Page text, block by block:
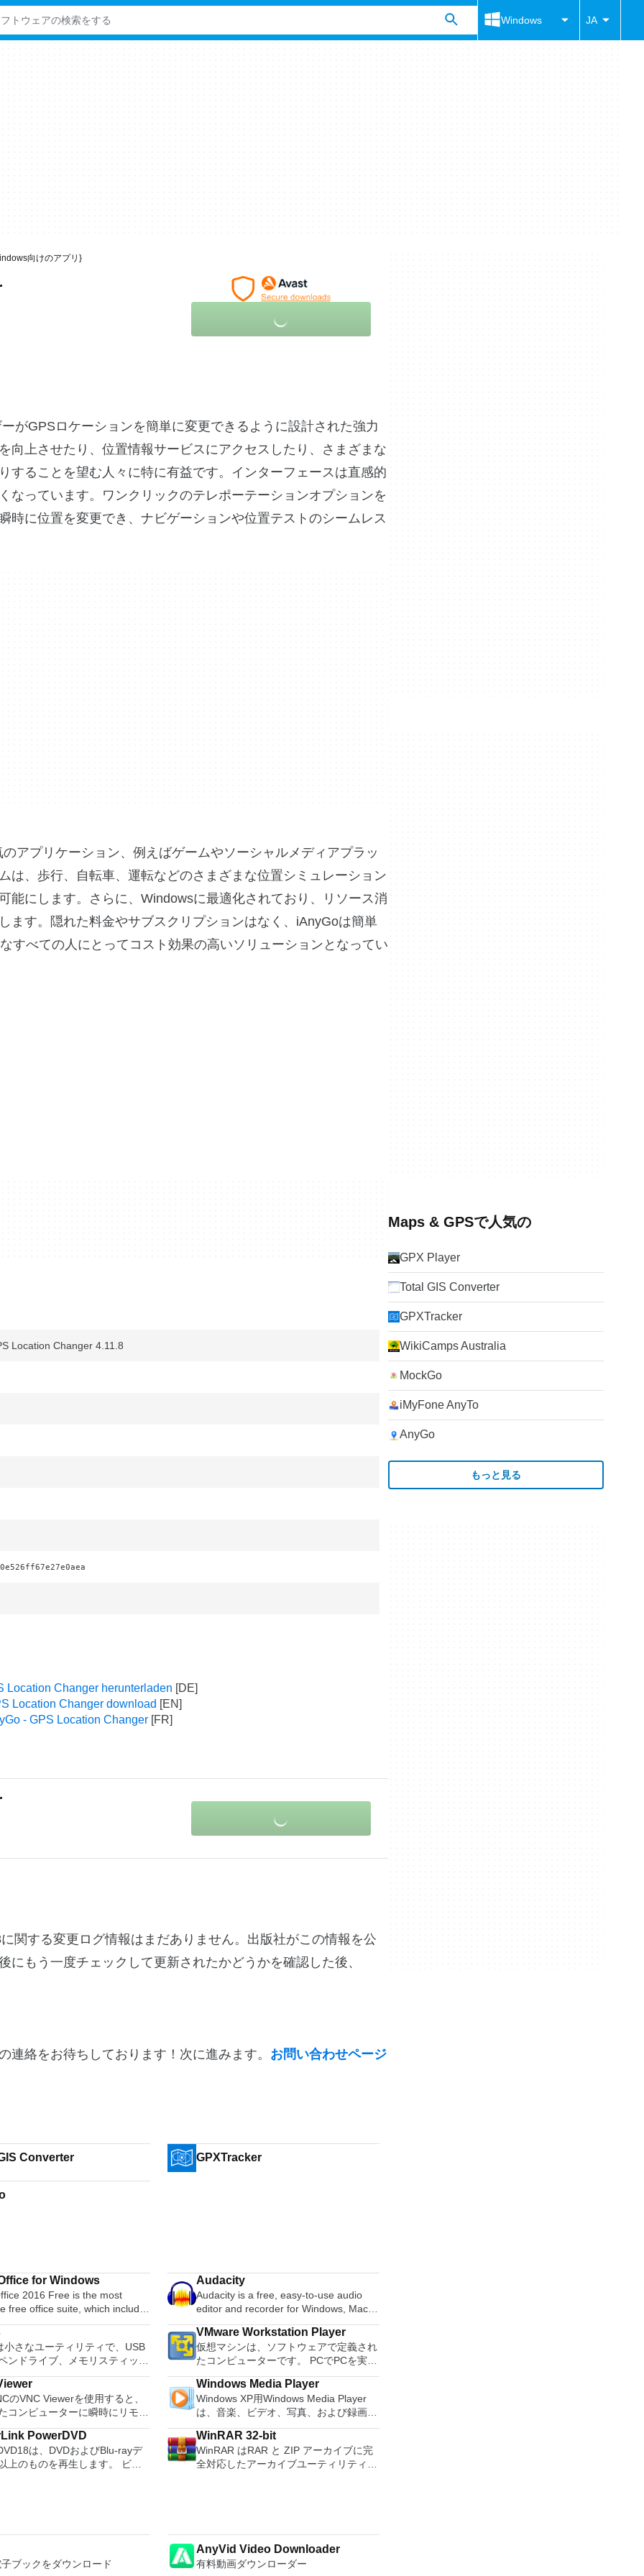
Windows JA
向けのアプリ}
がGPSロケーションを簡単に変更できるように設計された強力
向上させたり、位置情報サービスにアクセスしたり、さまざまな
することを望む人々に特に有益です。インターフェースは直感的
なっています。ワンクリックのテレポーテーションオプションを
時に位置を変更でき、ナビゲーションや位置テストのシームレス
アプリケーション、例えばゲームやソーシャルメディアプラッ
は、歩行、自転車、運転などのさまざまな位置シミュレーション
能にします。さらに、Windowsに最適化されており、リソース消
ます。隠れた料金やサブスクリプションはなく、iAnyGoは簡単
すべての人にとってコスト効果の高いソリューションとなってい
Location Changer 4.11.8
Location Changer herunterladen
Location Changer download
- GPS Location Changer
関する変更ログ情報はまだありません。出版社がこの情報を公
もう一度チェックして更新されたかどうかを確認した後、
絡をお待ちしております！次に進みます。 お問い合わせページ
Converter GPXTracker
for Windows
2016 Free is the most
free office suite, which includes
processor, spreadsheet
and presentation maker. With
programs you will easily be
with any office related
language support for English,
German, Spanish,
and Polish
To switch between
only a single click!
being a free suite, WPS Office
many innovative features,
Key features include:
Audacity
Audacity is a free, easy-to-use audio
editor and recorder for Windows, Mac
OS X, GNU/Linux and other operating
systems. You can use Audacity to:
Record live audio. Convert tapes and
records into digital recordings or CDs.
Edit Ogg Vorbis, MP3, WAV or AIFF
sound files. Cut, copy, splice or mix
sounds together. Change the speed or
pitch of a recording. Add new effects
with LADSPA plug-ins. And more!
小さなユーティリティで、USB
ンドライブ、メモリスティック
動可能なUSBフラッシュドライ
ーマットおよび作成できます。
、次のシナリオで役立ちます。
、Linux、およびUEFI用の起動
からUSBインストールメディ
る必要がある場合。 OSがイ
ルされていないシステムで作業
る場合。 BIOSまたはその
、Archbang、BartPE /
、FreeDOS、Gentoo、
VMware Workstation Player
仮想マシンは、ソフトウェアで定義され
たコンピューターです。 PCでPCを実行
するようなものです。 この無料のデス
クトップ仮想化ソフトウェアアプリケー
ションにより、VMware Workstation、
VMware Fusion、VMware Server、また
はVMware ESXで作成された仮想マシン
を簡単に操作できます。 主な機能は次
のとおりです。 1台のPCで複数のオペ
レーティングシステムを同時に実行しま
32ビットと64ビットの両方の仮想マシ
ンを実行します。 2-way Virtual SMPを
活用します。 サードパーティの仮想マ
のVNC Viewerを使用すると、
コンピューターに瞬時にリモー
スできます。 Mac、Windows
はLinuxマシン、世界中のどこ
。 VNC Viewerを使用すると、
ーターのデスクトップを表示し
スでインストーラーを実行し、
でのリモート展開に使用可能な
Windows Media Player
Windows XP用Windows Media Player
は、音楽、ビデオ、写真、および録画し
たテレビ番組などすべてを保存して楽し
む最適な機能を搭載しています。 再
生、表示、外出先で楽しむためのポータ
ブル デバイスとの同期、さらには家中
をより多く - デジタル音楽体験がさらに
楽しくなります。 エンターテイメント
をすべて1つの場所に - 音楽、ビデオ、
PowerDVD
は、DVDおよびBlu-rayデ
上のものを再生します。 ビデ
ンドサウンドシステムの可能性
ンへのアクセスで仮想世界に没
、PCまたはラップトップでの
WinRAR 32-bit
WinRAR はRAR と ZIP アーカイブに完
全対応したアーカイブユーティリティー
で、これによりディスクスペースを確保
する事ができ、送信コストの削減にもな
ります。 WinRAR はマウスやメニュ
ブックをダウンロード
AnyVid Video Downloader
有料動画ダウンローダー
Maps & GPSで人気の
GPX Player
Total GIS Converter
GPXTracker
WikiCamps Australia
MockGo
iMyFone AnyTo
AnyGo
もっと見る